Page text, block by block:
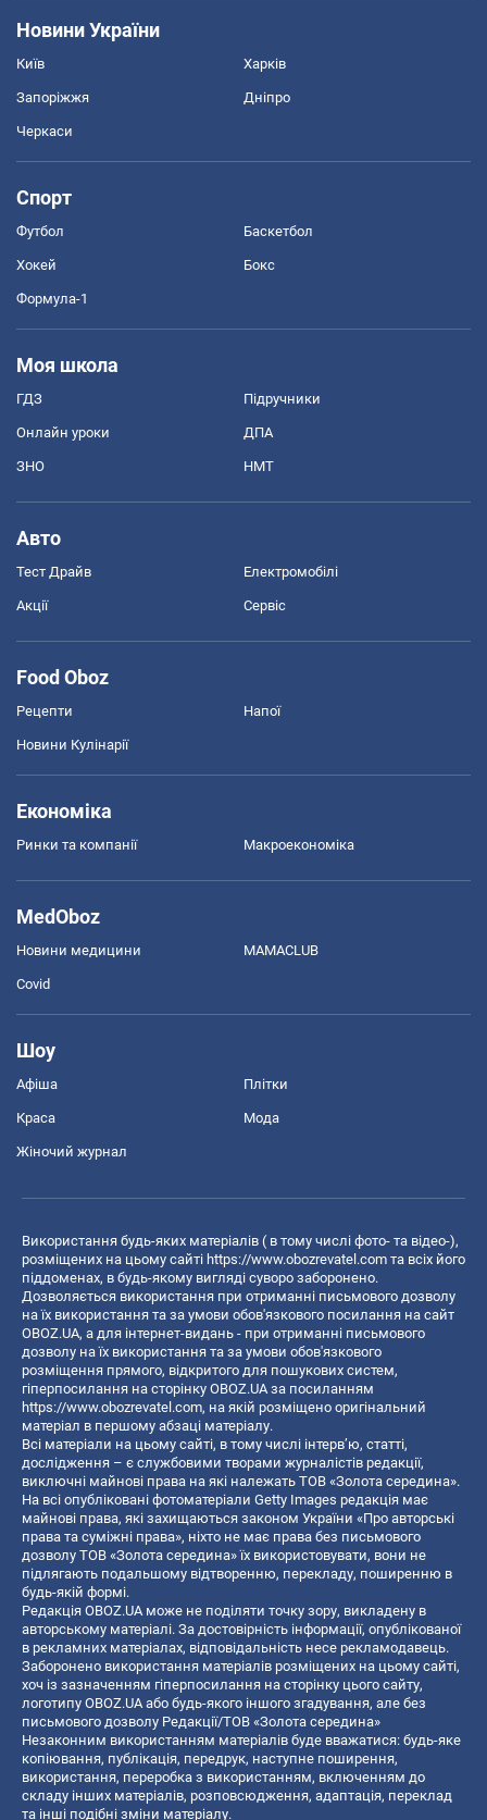
Новини України
Київ Харків
Запоріжжя Дніпро
Черкаси
Спорт
Футбол Баскетбол
Хокей Бокс
Формула-1
Моя школа
ГДЗ Підручники
Онлайн уроки ДПА
ЗНО НМТ
Авто
Тест Драйв Електромобілі
Акції Сервіс
Food Oboz
Рецепти Напої
Новини Кулінарії
Економіка
Ринки та компанії Макроекономіка
MedOboz
Новини медицини MAMACLUB
Covid
Шоу
Афіша Плітки
Краса Мода
Жіночий журнал
Використання будь-яких матеріалів ( в тому числі фото- та відео-),
розміщених на цьому сайті https://www.obozrevatel.com та всіх його
піддоменах, в будь-якому вигляді суворо заборонено.
Дозволяється використання при отриманні письмового дозволу
на їх використання та за умови обов'язкового посилання на сайт
OBOZ.UA, а для інтернет-видань - при отриманні письмового
дозволу на їх використання та за умови обов'язкового
розміщення прямого, відкритого для пошукових систем,
гіперпосилання на сторінку OBOZ.UA за посиланням
https://www.obozrevatel.com, на якій розміщено оригінальний
матеріал в першому абзаці матеріалу.
Всі матеріали на цьому сайті, в тому числі інтерв’ю, статті,
дослідження – є службовими творами журналістів редакції,
виключні майнові права на які належать ТОВ «Золота середина».
На всі опубліковані фотоматеріали Getty Images редакція має
майнові права, які захищаються законом України «Про авторські
права та суміжні права», ніхто не має права без письмового
дозволу ТОВ «Золота середина» їх використовувати, вони не
підлягають подальшому відтворенню, перекладу, поширенню в
будь-якій формі.
Редакція OBOZ.UA може не поділяти точку зору, викладену в
авторському матеріалі. За достовірність інформації, опублікованої
в рекламних матеріалах, відповідальність несе рекламодавець.
Заборонено використання матеріалів розміщених на цьому сайті,
хоч із зазначенням гіперпосилання на сторінку цього сайту,
логотипу OBOZ.UA або будь-якого іншого згадування, але без
письмового дозволу Редакції/ТОВ «Золота середина»
Незаконним використанням матеріалів буде вважатися: будь-яке
копiювання, публiкацiя, передрук, наступне поширення,
використання, переробка з використанням, включенням до
складу інших матеріалів, розповсюдження, адаптація, переклад
та інші подібні зміни матеріалу.